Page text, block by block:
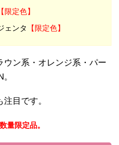
【限定色】
ェンタ
【限定色】
ウン系・オレンジ系・パー
目です。
量限定品。